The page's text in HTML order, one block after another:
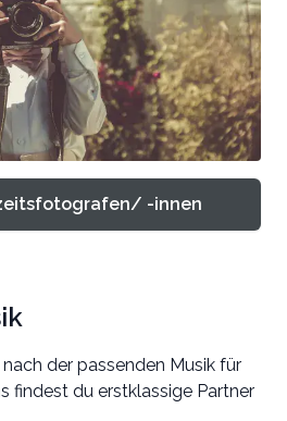
-innen
der passenden Musik für
findest du erstklassige Partner